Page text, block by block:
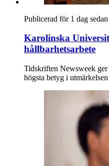
Publicerad för 1 dag sedan
Karolinska
hållbarhetsarbete
Tidskriften Newsweek
högsta betyg i